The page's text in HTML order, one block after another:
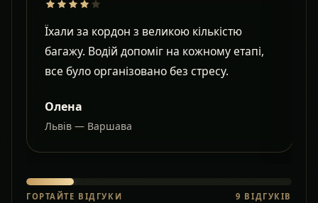
Їхали за кордон з великою кількістю
багажу. Водій допоміг на кожному етапі,
все було організовано без стресу.
Олена
Львів — Варшава
ГОРТАЙТЕ ВІДГУКИ 9 ВІДГУКІВ